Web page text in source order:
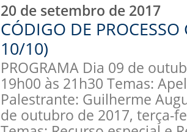
20 de setembro de 2017
CÓDIGO DE PROCESSO
10/10)
PROGRAMA Dia 09 de
19h00 às 21h30 Temas:
Palestrante: Guilherme
de outubro de 2017, terça-